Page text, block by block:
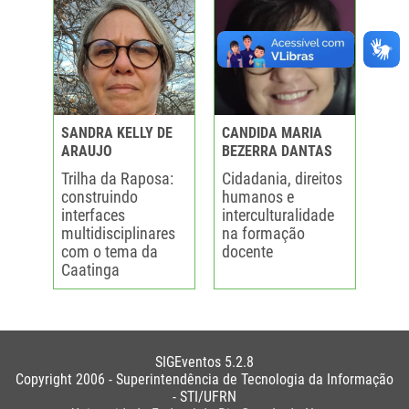
SANDRA KELLY DE
ARAUJO
Trilha da Raposa:
construindo
interfaces
multidisciplinares
com o tema da
Caatinga
CANDIDA MARIA
BEZERRA DANTAS
Cidadania, direitos
humanos e
interculturalidade
na formação
docente
SIGEventos 5.2.8
Copyright 2006 - Superintendência de Tecnologia da Informação
- STI/UFRN